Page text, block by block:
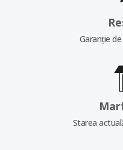
Garanție
Starea